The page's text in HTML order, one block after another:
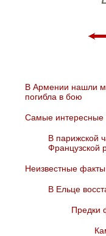
В Армении нашли
погибла в бою
Самые интересные
В парижской
Французской
Неизвестные
В Ельце
Предки